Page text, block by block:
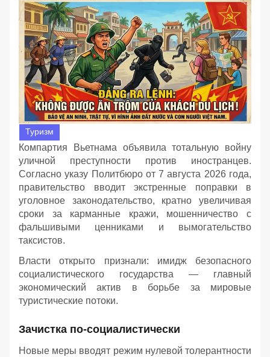
Туризм
Компартия Вьетнама объявила тотальную войну
уличной преступности против иностранцев.
Согласно указу Политбюро от 7 августа 2026 года,
правительство вводит экстренные поправки в
уголовное законодательство, кратно увеличивая
сроки за карманные кражи, мошенничество с
фальшивыми ценниками и вымогательство
таксистов.
Власти открыто признали: имидж безопасного
социалистического государства — главный
экономический актив в борьбе за мировые
туристические потоки.
Зачистка по-социалистически
Новые меры вводят режим нулевой толерантности